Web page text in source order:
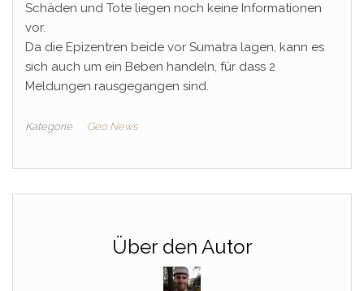
Schäden und Tote liegen noch keine Informationen
vor.
Da die Epizentren beide vor Sumatra lagen, kann es
sich auch um ein Beben handeln, für dass 2
Meldungen rausgegangen sind.
Kategorie Geo News
Über den Autor